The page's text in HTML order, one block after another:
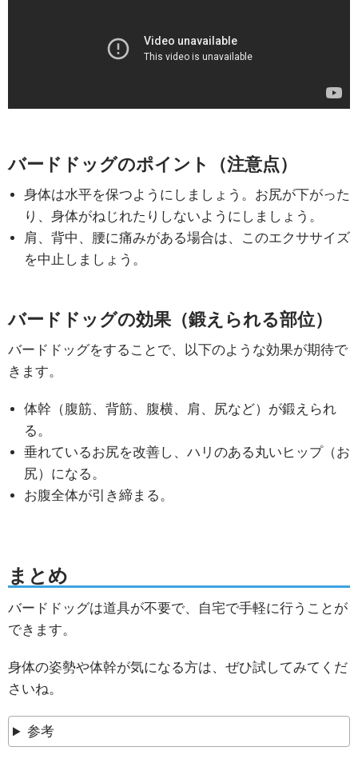
バードドッグのポイント（注意点）
身体は水平を保つようにしましょう。お尻が下がった
り、身体がねじれたりしないようにしましょう。
肩、背中、腰に痛みがある場合は、このエクササイズ
を中止しましょう。
バードドッグの効果（鍛えられる部位）
バードドッグをすることで、以下のような効果が期待で
きます。
体幹（腹筋、背筋、腹横、肩、尻など）が鍛えられ
る。
垂れているお尻を改善し、ハリのある丸いヒップ（お
尻）になる。
お腹全体が引き締まる。
まとめ
バードドッグは道具が不要で、自宅で手軽に行うことが
できます。
身体の姿勢や体幹が気になる方は、ぜひ試してみてくだ
さいね。
参考